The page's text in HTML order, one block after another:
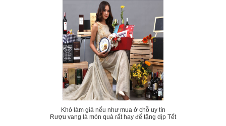
Khó làm giả nếu như mua ở chỗ uy tín
Rượu vang là món quà rất hay để tặng dịp Tết